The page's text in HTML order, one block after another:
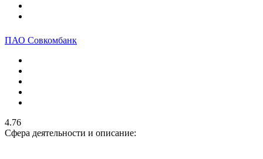
ПАО Совкомбанк
4.76
Сфера деятельности и описание: